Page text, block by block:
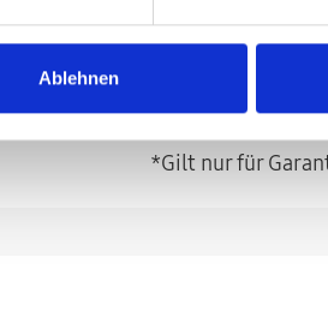
Ablehnen
– exklusiv für die
Samsung Shop App
Kostenlose Anfahrt zu dir
–
– wenn dein
*Gilt nur für